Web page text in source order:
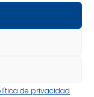
de privacidad
nuestras